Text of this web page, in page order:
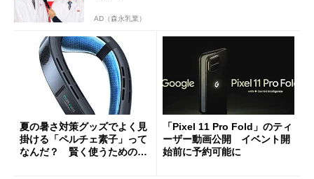
AD（森永乳業）
夏の暑さ対策グッズでよく見
掛ける「ペルチェ素子」って
なんだ？ 賢く使うための注
「Pixel 11 Pro Fold」のティ
ーザー動画公開 イベント開
始前に予約可能に